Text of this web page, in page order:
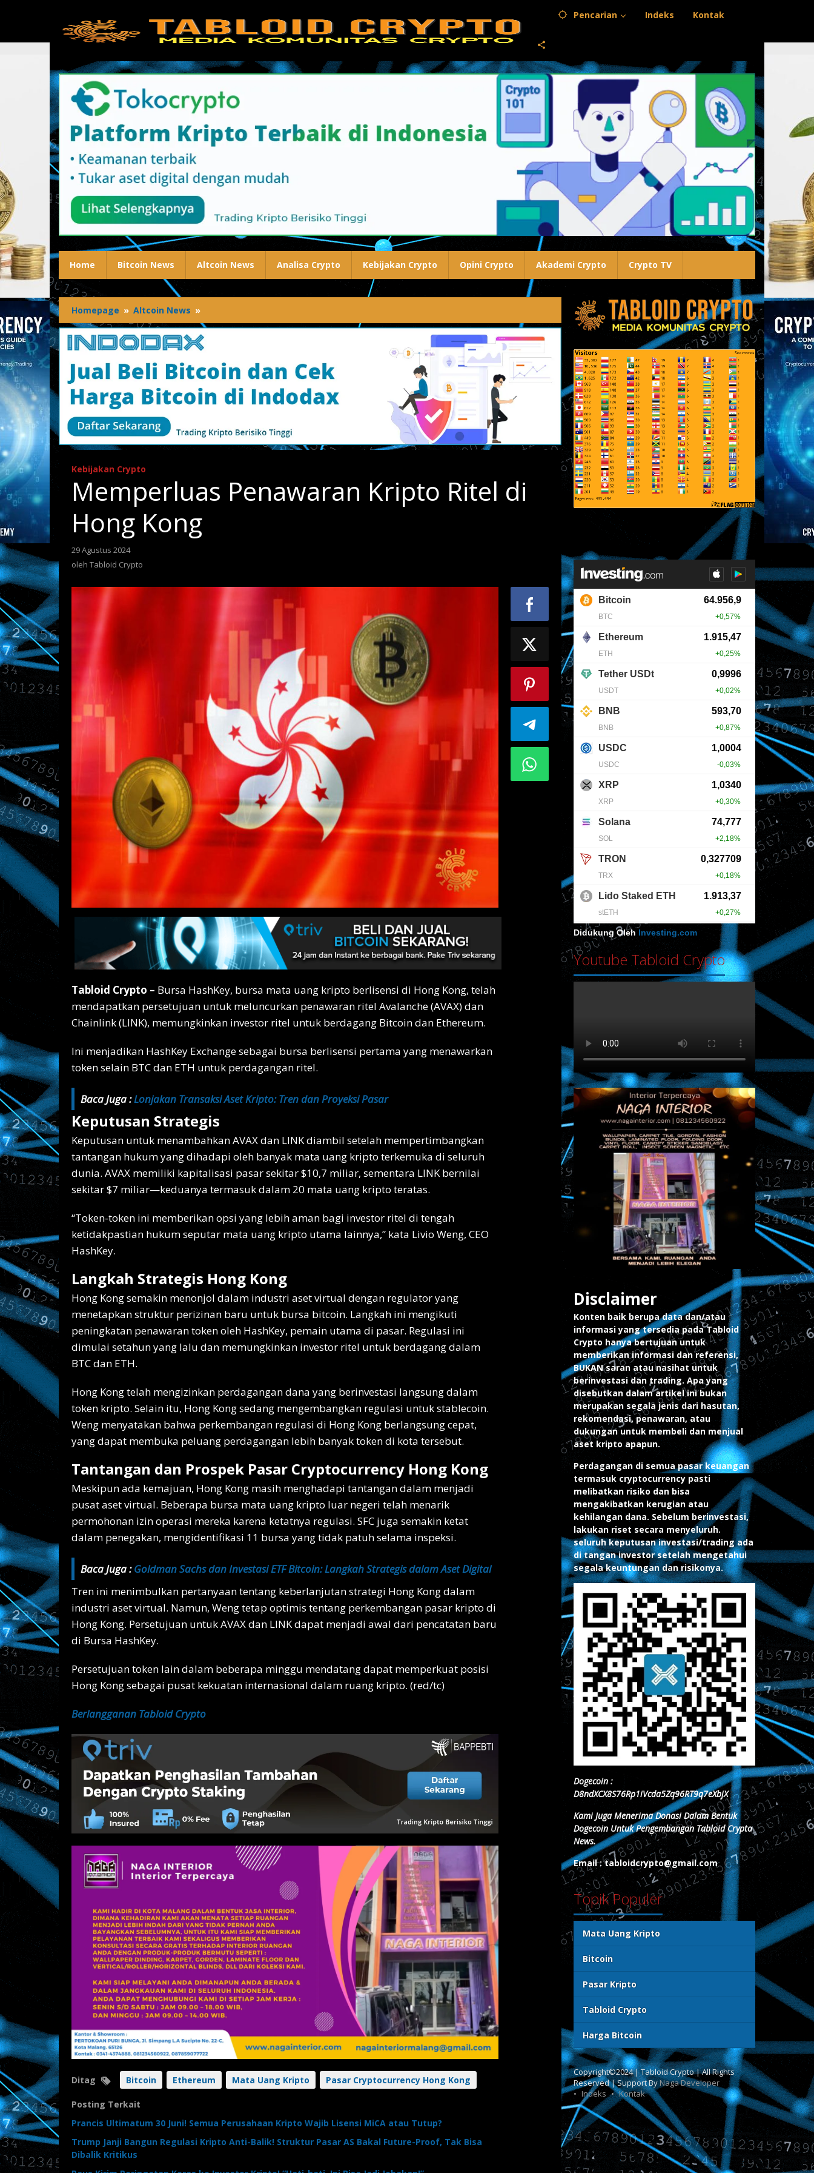
Pencarian Indeks Kontak
Home Bitcoin News Altcoin News Analisa Crypto Kebijakan Crypto Opini Crypto Akademi Crypto Crypto TV
Homepage » Altcoin News »
Penawaran
Kripto
Ritel
Hong
Kong
Kebijakan Crypto
Memperluas Penawaran Kripto Ritel di
Hong Kong
29 Agustus 2024
Tabloid
oleh Tabloid Crypto
Tabloid Crypto – Bursa HashKey, bursa mata uang kripto berlisensi di Hong Kong, telah
mendapatkan persetujuan untuk meluncurkan penawaran ritel Avalanche (AVAX) dan
Chainlink (LINK), memungkinkan investor ritel untuk berdagang Bitcoin dan Ethereum.
Ini menjadikan HashKey Exchange sebagai bursa berlisensi pertama yang menawarkan
token selain BTC dan ETH untuk perdagangan ritel.
Baca Juga :Lonjakan Transaksi Aset Kripto: Tren dan Proyeksi Pasar
Keputusan Strategis
Keputusan untuk menambahkan AVAX dan LINK diambil setelah mempertimbangkan
tantangan hukum yang dihadapi oleh banyak mata uang kripto terkemuka di seluruh
dunia. AVAX memiliki kapitalisasi pasar sekitar $10,7 miliar, sementara LINK bernilai
sekitar $7 miliar—keduanya termasuk dalam 20 mata uang kripto teratas.
“Token-token ini memberikan opsi yang lebih aman bagi investor ritel di tengah
ketidakpastian hukum seputar mata uang kripto utama lainnya,” kata Livio Weng, CEO
HashKey.
Langkah Strategis Hong Kong
Hong Kong semakin menonjol dalam industri aset virtual dengan regulator yang
menetapkan struktur perizinan baru untuk bursa bitcoin. Langkah ini mengikuti
peningkatan penawaran token oleh HashKey, pemain utama di pasar. Regulasi ini
dimulai setahun yang lalu dan memungkinkan investor ritel untuk berdagang dalam
BTC dan ETH.
Hong Kong telah mengizinkan perdagangan dana yang berinvestasi langsung dalam
token kripto. Selain itu, Hong Kong sedang mengembangkan regulasi untuk stablecoin.
Weng menyatakan bahwa perkembangan regulasi di Hong Kong berlangsung cepat,
yang dapat membuka peluang perdagangan lebih banyak token di kota tersebut.
Tantangan dan Prospek Pasar Cryptocurrency Hong Kong
Meskipun ada kemajuan, Hong Kong masih menghadapi tantangan dalam menjadi
pusat aset virtual. Beberapa bursa mata uang kripto luar negeri telah menarik
permohonan izin operasi mereka karena ketatnya regulasi. SFC juga semakin ketat
dalam penegakan, mengidentifikasi 11 bursa yang tidak patuh selama inspeksi.
Baca Juga :Goldman Sachs dan Investasi ETF Bitcoin: Langkah Strategis dalam Aset Digital
Tren ini menimbulkan pertanyaan tentang keberlanjutan strategi Hong Kong dalam
industri aset virtual. Namun, Weng tetap optimis tentang perkembangan pasar kripto di
Hong Kong. Persetujuan untuk AVAX dan LINK dapat menjadi awal dari pencatatan baru
di Bursa HashKey.
Persetujuan token lain dalam beberapa minggu mendatang dapat memperkuat posisi
Hong Kong sebagai pusat kekuatan internasional dalam ruang kripto. (red/tc)
Berlangganan Tabloid Crypto
Ditag Bitcoin Ethereum Mata Uang Kripto Pasar Cryptocurrency Hong Kong
Posting Terkait
Prancis Ultimatum 30 Juni! Semua Perusahaan Kripto Wajib Lisensi MiCA atau Tutup?
Trump Janji Bangun Regulasi Kripto Anti-Balik! Struktur Pasar AS Bakal Future-Proof, Tak Bisa
Dibalik Kritikus
Didukung Oleh Investing.com
Youtube Tabloid Crypto
Disclaimer
Konten baik berupa data dan/atau
informasi yang tersedia pada Tabloid
Crypto hanya bertujuan untuk
memberikan informasi dan referensi,
BUKAN saran atau nasihat untuk
berinvestasi dan trading. Apa yang
disebutkan dalam artikel ini bukan
merupakan segala jenis dari hasutan,
rekomendasi, penawaran, atau
dukungan untuk membeli dan menjual
aset kripto apapun.
Perdagangan di semua pasar keuangan
termasuk cryptocurrency pasti
melibatkan risiko dan bisa
mengakibatkan kerugian atau
kehilangan dana. Sebelum berinvestasi,
lakukan riset secara menyeluruh.
seluruh keputusan investasi/trading ada
di tangan investor setelah mengetahui
segala keuntungan dan risikonya.
Dogecoin :
D8ndXCX8S76Rp1iVcda5Zq96RT9q7eXbjX
Kami Juga Menerima Donasi Dalam Bentuk
Dogecoin Untuk Pengembangan Tabloid Crypto
News.
Email : tabloidcrypto@gmail.com
Topik Populer
Mata Uang Kripto
Bitcoin
Pasar Kripto
Tabloid Crypto
Harga Bitcoin
Copyright©2024 | Tabloid Crypto | All Rights
Reserved | Support ByNaga Developer
Indeks
Kontak